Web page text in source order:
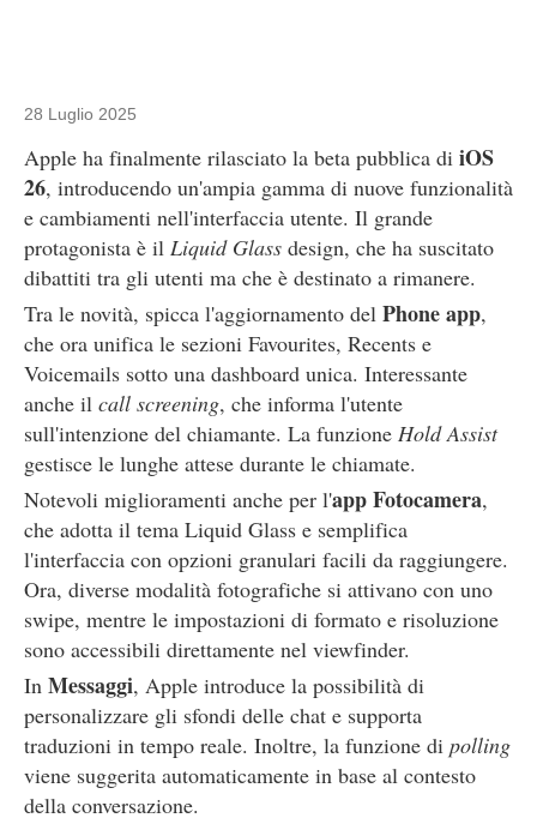
28 Luglio 2025
Apple ha finalmente rilasciato la beta pubblica di iOS
26, introducendo un'ampia gamma di nuove funzionalità
e cambiamenti nell'interfaccia utente. Il grande
protagonista è il Liquid Glass design, che ha suscitato
dibattiti tra gli utenti ma che è destinato a rimanere.
Tra le novità, spicca l'aggiornamento del Phone app,
che ora unifica le sezioni Favourites, Recents e
Voicemails sotto una dashboard unica. Interessante
anche il call screening, che informa l'utente
sull'intenzione del chiamante. La funzione Hold Assist
gestisce le lunghe attese durante le chiamate.
Notevoli miglioramenti anche per l'app Fotocamera,
che adotta il tema Liquid Glass e semplifica
l'interfaccia con opzioni granulari facili da raggiungere.
Ora, diverse modalità fotografiche si attivano con uno
swipe, mentre le impostazioni di formato e risoluzione
sono accessibili direttamente nel viewfinder.
In Messaggi, Apple introduce la possibilità di
personalizzare gli sfondi delle chat e supporta
traduzioni in tempo reale. Inoltre, la funzione di polling
viene suggerita automaticamente in base al contesto
della conversazione.